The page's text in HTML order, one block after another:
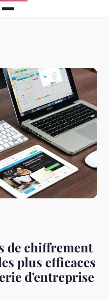
de chiffrement
plus efficaces
d'entreprise